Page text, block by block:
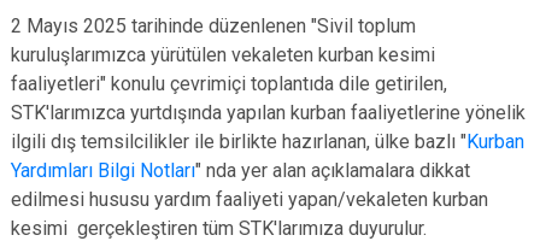
2 Mayıs 2025 tarihinde düzenlenen "Sivil toplum
kuruluşlarımızca yürütülen vekaleten kurban kesimi
faaliyetleri" konulu çevrimiçi toplantıda dile getirilen,
STK'larımızca yurtdışında yapılan kurban faaliyetlerine yönelik
ilgili dış temsilcilikler ile birlikte hazırlanan, ülke bazlı "Kurban
Yardımları Bilgi Notları" nda yer alan açıklamalara dikkat
edilmesi hususu yardım faaliyeti yapan/vekaleten kurban
kesimi gerçekleştiren tüm STK'larımıza duyurulur.